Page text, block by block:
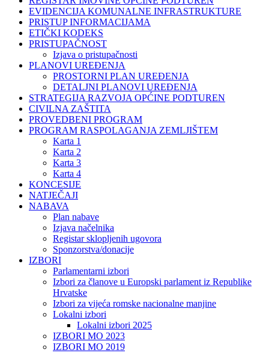
EVIDENCIJA KOMUNALNE INFRASTRUKTURE
PRISTUP INFORMACIJAMA
ETIČKI KODEKS
PRISTUPAČNOST
Izjava o pristupačnosti
PLANOVI UREĐENJA
PROSTORNI PLAN UREĐENJA
DETALJNI PLANOVI UREĐENJA
STRATEGIJA RAZVOJA OPĆINE PODTUREN
CIVILNA ZAŠTITA
PROVEDBENI PROGRAM
PROGRAM RASPOLAGANJA ZEMLJIŠTEM
Karta 1
Karta 2
Karta 3
Karta 4
KONCESIJE
NATJEČAJI
NABAVA
Plan nabave
Izjava načelnika
Registar sklopljenih ugovora
Sponzorstva/donacije
IZBORI
Parlamentarni izbori
Izbori za članove u Europski parlament iz Republike
Hrvatske
Izbori za vijeća romske nacionalne manjine
Lokalni izbori
Lokalni izbori 2025
IZBORI MO 2023
IZBORI MO 2019